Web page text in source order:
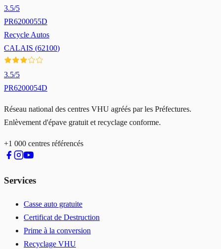
3.5/5
PR6200055D
Recycle Autos
CALAIS (62100)
3.5/5
PR6200054D
Réseau national des centres VHU agréés par les Préfectures.
Enlèvement d'épave gratuit et recyclage conforme.
+1 000 centres référencés
Services
Casse auto gratuite
Certificat de Destruction
Prime à la conversion
Recyclage VHU